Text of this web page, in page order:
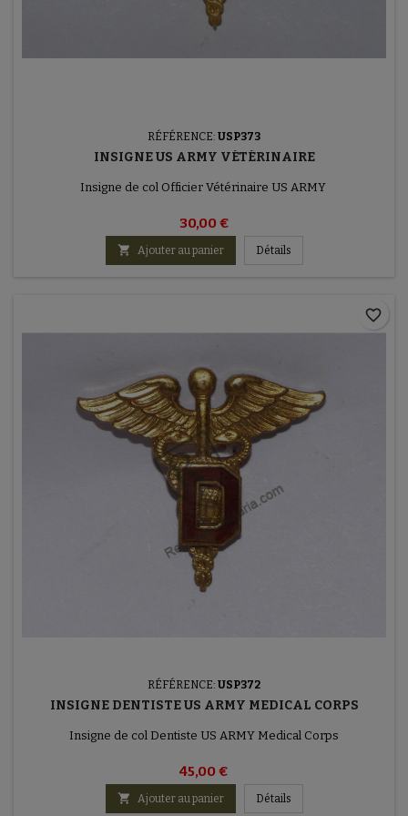
RÉFÉRENCE: USP373
INSIGNE US ARMY VÉTÉRINAIRE
Insigne de col Officier Vétérinaire US ARMY
30,00 €
 Ajouter au panier Détails
RÉFÉRENCE: USP372
INSIGNE DENTISTE US ARMY MEDICAL CORPS
Insigne de col Dentiste US ARMY Medical Corps
45,00 €
 Ajouter au panier Détails
favorite_border